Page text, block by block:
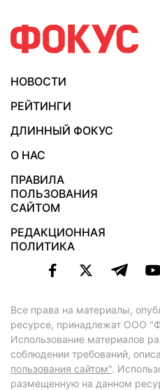
НОВОСТИ
РЕЙТИНГИ
ДЛИННЫЙ ФОКУС
О НАС
ПРАВИЛА
ПОЛЬЗОВАНИЯ
САЙТОМ
РЕДАКЦИОННАЯ
ПОЛИТИКА
Все права на материалы,
ресурсе, принадлежат ООО
Использование материалов
соблюдении требований,
пользования сайтом".
размещенную на данном